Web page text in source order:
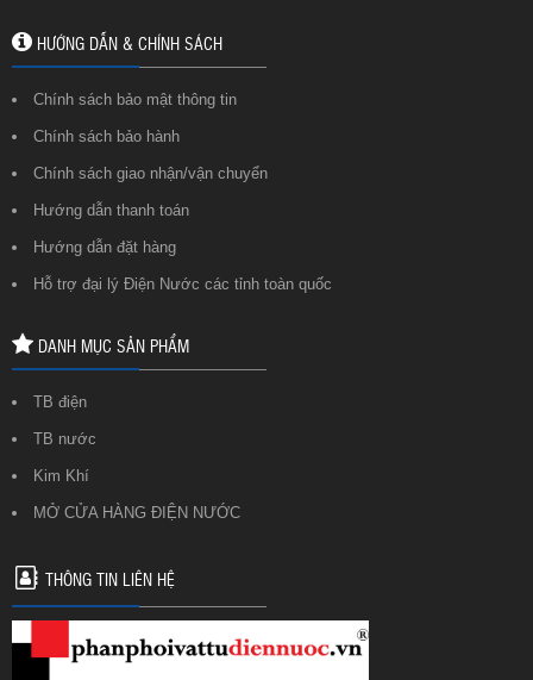
HƯỚNG DẪN & CHÍNH SÁCH
Chính sách bảo mật thông tin
Chính sách bảo hành
Chính sách giao nhận/vận chuyển
Hướng dẫn thanh toán
Hướng dẫn đặt hàng
Hỗ trợ đại lý Điện Nước các tỉnh toàn quốc
DANH MỤC SẢN PHẨM
TB điện
TB nước
Kim Khí
MỞ CỬA HÀNG ĐIỆN NƯỚC
THÔNG TIN LIÊN HỆ